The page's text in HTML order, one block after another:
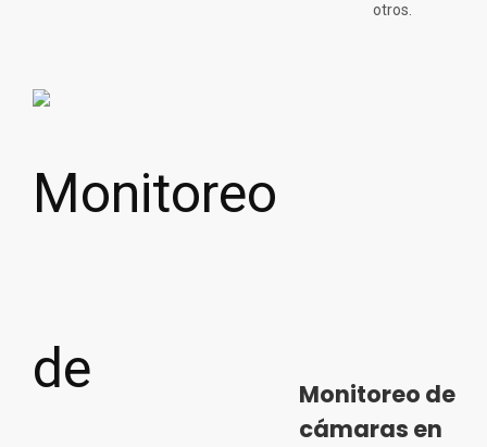
otros.
Monitoreo de
cámaras en